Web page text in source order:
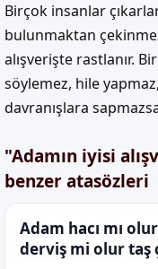
Birçok insanlar
bulunmaktan
alışverişte rastlanır.
söylemez, hile
davranışlara
"Adamın iyisi
benzer atasözleri
Adam hacı mı
derviş mi olur taş